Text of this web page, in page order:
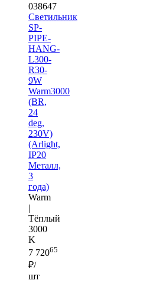
038647
Светильник
SP-
PIPE-
HANG-
L300-
R30-
9W
Warm3000
(BR,
24
deg,
230V)
(Arlight,
IP20
Металл,
3
года)
Warm
|
Тёплый
3000
K
7 72065
₽/
шт